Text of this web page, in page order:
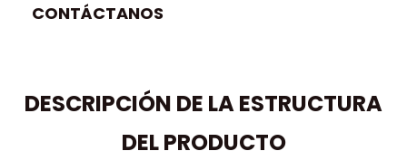
sistema CNC es intuitivo y ofrece fácil
aumenta la productividad. El DK7740C integra un
CONTÁCTANOS
DESCRIPCIÓN DE LA ESTRUCTURA
DEL PRODUCTO